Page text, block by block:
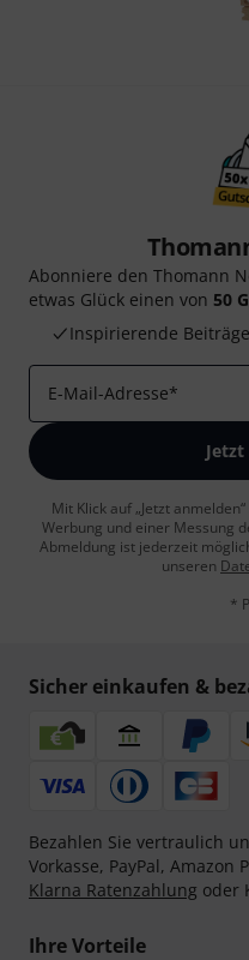
Abonniere den Thomann
etwas Glück einen von 50
Inspirierende Beiträge
E-Mail-Adresse*
Mit Klick auf „Jetzt
Werbung und einer Messung
Abmeldung ist jederzeit
unseren
*
Sicher einkaufen &
Bezahlen Sie vertraulich
Vorkasse, PayPal, Amazon
Klarna Ratenzahlung oder
Ihre Vorteile